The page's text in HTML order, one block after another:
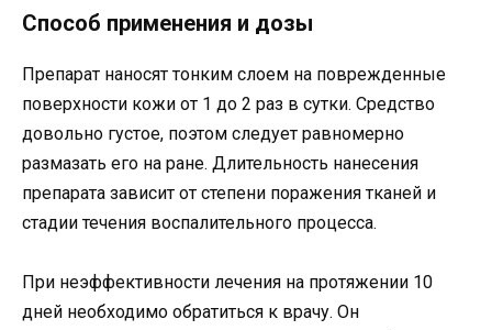
Способ применения и дозы
Препарат наносят тонким слоем на поврежденные
поверхности кожи от 1 до 2 раз в сутки. Средство
довольно густое, поэтом следует равномерно
размазать его на ране. Длительность нанесения
препарата зависит от степени поражения тканей и
стадии течения воспалительного процесса.
При неэффективности лечения на протяжении 10
дней необходимо обратиться к врачу. Он